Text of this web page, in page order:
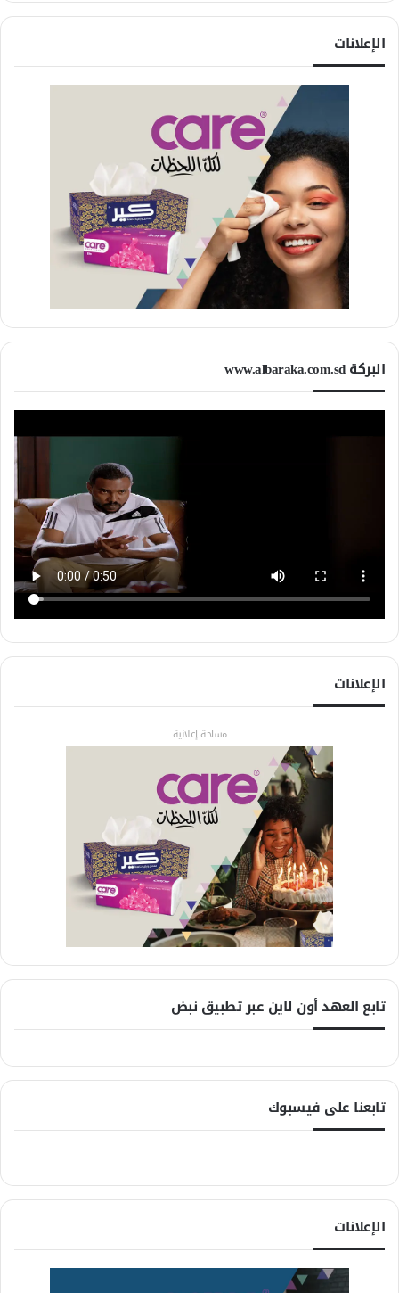
الإعلانات
البركة www.albaraka.com.sd
الإعلانات
مساحة إعلانية
تابع العهد أون لاين عبر تطبيق نبض
تابعنا على فيسبوك
الإعلانات